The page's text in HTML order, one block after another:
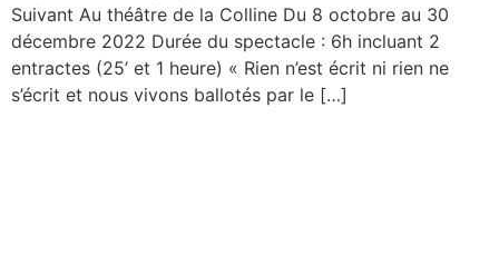
Suivant Au théâtre de la Colline Du 8 octobre au 30
décembre 2022 Durée du spectacle : 6h incluant 2
entractes (25’ et 1 heure) « Rien n’est écrit ni rien ne
s’écrit et nous vivons ballotés par le […]